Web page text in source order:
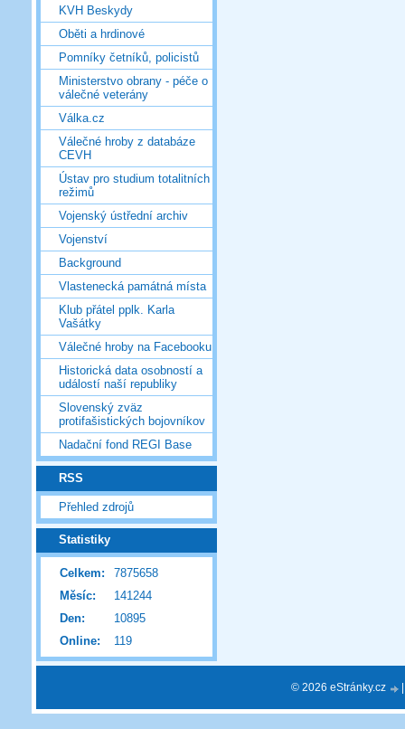
KVH Beskydy
Oběti a hrdinové
Pomníky četníků, policistů
Ministerstvo obrany - péče o
válečné veterány
Válka.cz
Válečné hroby z databáze
CEVH
Ústav pro studium totalitních
režimů
Vojenský ústřední archiv
Vojenství
Background
Vlastenecká památná místa
Klub přátel pplk. Karla
Vašátky
Válečné hroby na Facebooku
Historická data osobností a
událostí naší republiky
Slovenský zväz
protifašistických bojovníkov
Nadační fond REGI Base
RSS
Přehled zdrojů
Statistiky
Online: 119
Celkem:
7875658
Měsíc:
141244
Den:
10895
© 2026 eStránky.cz